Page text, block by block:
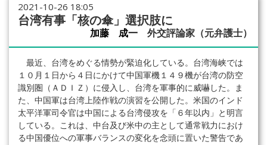
2021-10-26 18:05
台湾有事「核の傘」選択肢に
加藤 成一 外交評論家（元弁護士）
最近、台湾をめぐる情勢が緊迫化している。台湾海峡では
１０月１日から４日にかけて中国軍機１４９機が台湾の防空
識別圏（ＡＤＩＺ）に侵入し、台湾を軍事的に威嚇した。ま
た、中国軍は台湾上陸作戦の演習を公開した。米国のインド
太平洋軍司令官は中国による台湾侵攻を「６年以内」と明言
している。これは、中台及び米中の主として通常戦力におけ
る中国優位への軍事バランスの変化を念頭に置いた警告であ